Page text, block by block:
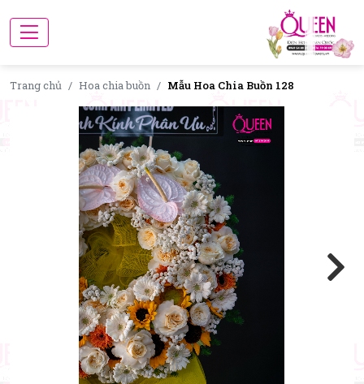
Trang chủ Hoa chia buồn Mẫu Hoa Chia Buồn 128